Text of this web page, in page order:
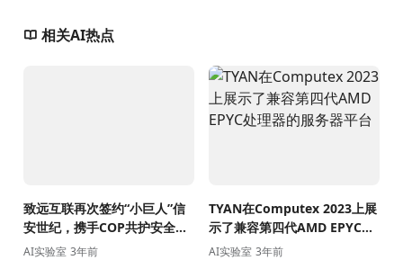
相关AI热点
致远互联再次签约“小巨人”信
安世纪，携手COP共护安全航
程
AI实验室 3年前
TYAN在Computex 2023上展
示了兼容第四代AMD EPYC处
理器的服务器平台
AI实验室 3年前